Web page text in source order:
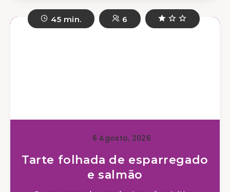
45 min. 6
6 Agosto, 2026
Tarte folhada de esparregado
e salmão